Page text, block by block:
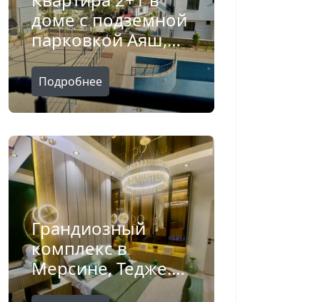
доме с подземной
парковкой Аяш,
Мерсин - Ft75152v
Подробнее
Грандиозный
комплекс в
Мерсине, Тедже.
Квартиры 2+1 -